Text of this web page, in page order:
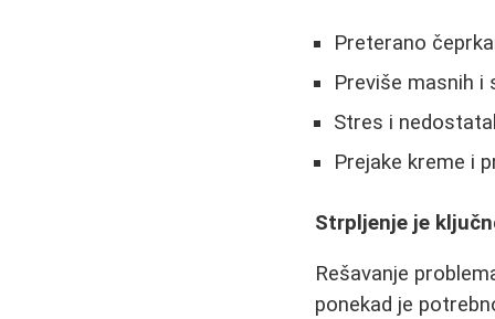
Preterano
Previše masnih i
Stres i
Prejake kreme i
Strpljenje je
Rešavanje
ponekad je